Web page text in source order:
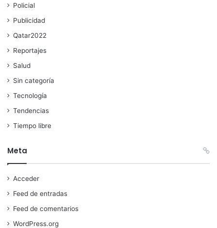
Policial
Publicidad
Qatar2022
Reportajes
Salud
Sin categoría
Tecnología
Tendencias
Tiempo libre
Meta
Acceder
Feed de entradas
Feed de comentarios
WordPress.org